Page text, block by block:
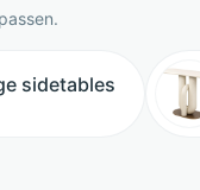
sidetables